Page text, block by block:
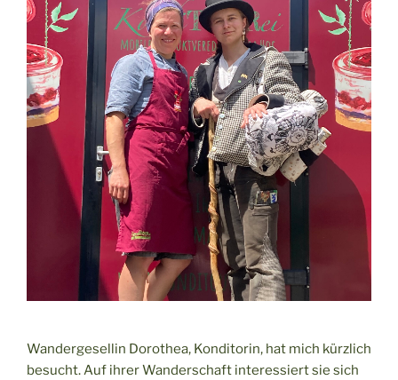
Wandergesellin Dorothea, Konditorin, hat mich kürzlich
besucht. Auf ihrer Wanderschaft interessiert sie sich